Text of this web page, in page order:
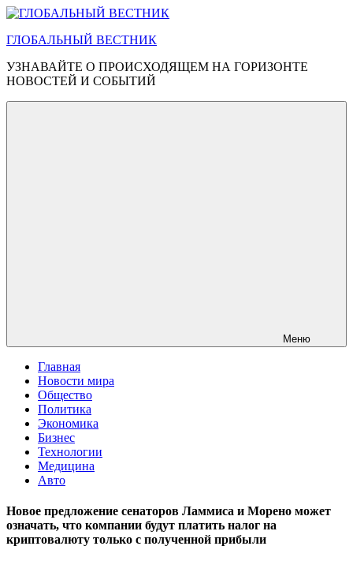
Перейти
содержимому
ГЛОБАЛЬНЫЙ ВЕСТНИК
УЗНАВАЙТЕ О ПРОИСХОДЯЩЕМ НА ГОРИЗОНТЕ
НОВОСТЕЙ И СОБЫТИЙ
Меню
Главная
Новости мира
Общество
Политика
Экономика
Бизнес
Технологии
Медицина
Авто
Новое предложение сенаторов Ламмиса и Морено может
означать, что компании будут платить налог на
криптовалюту только с полученной прибыли